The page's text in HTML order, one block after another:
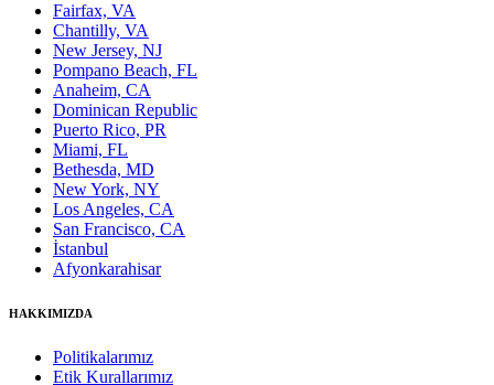
Fairfax, VA
Chantilly, VA
New Jersey, NJ
Pompano Beach, FL
Anaheim, CA
Dominican Republic
Puerto Rico, PR
Miami, FL
Bethesda, MD
New York, NY
Los Angeles, CA
San Francisco, CA
İstanbul
Afyonkarahisar
HAKKIMIZDA
Politikalarımız
Etik Kurallarımız